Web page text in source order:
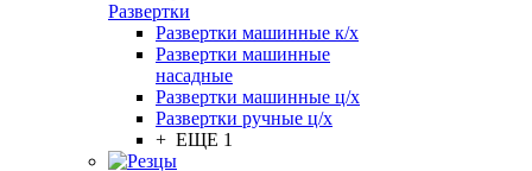
Развертки
Развертки машинные к/х
Развертки машинные
насадные
Развертки машинные ц/х
Развертки ручные ц/х
+ ЕЩЕ 1